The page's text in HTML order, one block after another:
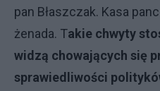
pan Błaszczak. Kasa
żenada. Takie chwyty
widzą chowających się
sprawiedliwości